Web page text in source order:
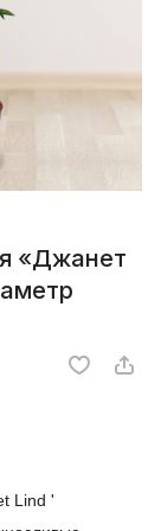
«Джанет
Lind '